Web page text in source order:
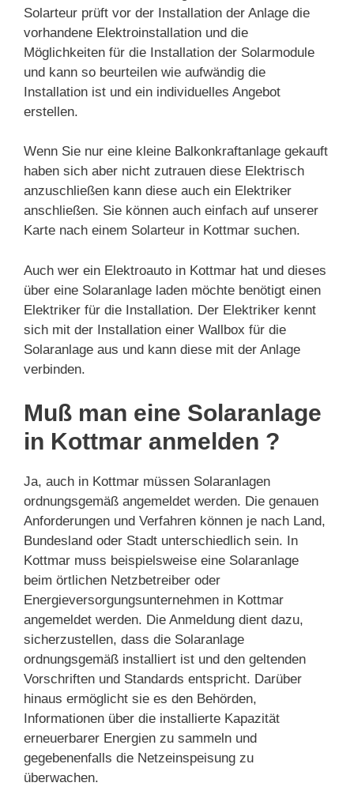
Solarteur prüft vor der Installation der Anlage die
vorhandene Elektroinstallation und die
Möglichkeiten für die Installation der Solarmodule
und kann so beurteilen wie aufwändig die
Installation ist und ein individuelles Angebot
erstellen.
Wenn Sie nur eine kleine Balkonkraftanlage gekauft
haben sich aber nicht zutrauen diese Elektrisch
anzuschließen kann diese auch ein Elektriker
anschließen. Sie können auch einfach auf unserer
Karte nach einem Solarteur in Kottmar suchen.
Auch wer ein Elektroauto in Kottmar hat und dieses
über eine Solaranlage laden möchte benötigt einen
Elektriker für die Installation. Der Elektriker kennt
sich mit der Installation einer Wallbox für die
Solaranlage aus und kann diese mit der Anlage
verbinden.
Muß man eine Solaranlage
in Kottmar anmelden ?
Ja, auch in Kottmar müssen Solaranlagen
ordnungsgemäß angemeldet werden. Die genauen
Anforderungen und Verfahren können je nach Land,
Bundesland oder Stadt unterschiedlich sein. In
Kottmar muss beispielsweise eine Solaranlage
beim örtlichen Netzbetreiber oder
Energieversorgungsunternehmen in Kottmar
angemeldet werden. Die Anmeldung dient dazu,
sicherzustellen, dass die Solaranlage
ordnungsgemäß installiert ist und den geltenden
Vorschriften und Standards entspricht. Darüber
hinaus ermöglicht sie es den Behörden,
Informationen über die installierte Kapazität
erneuerbarer Energien zu sammeln und
gegebenenfalls die Netzeinspeisung zu
überwachen.